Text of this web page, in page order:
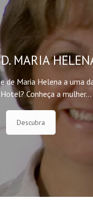
MARIA
de Maria Helena a uma
Conheça a mulher…
Descubra